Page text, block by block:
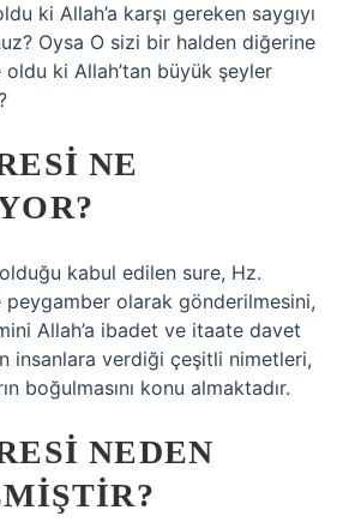
ki Allah’a karşı gereken saygıyı
Oysa O sizi bir halden diğerine
oldu ki Allah’tan büyük şeyler
NE
kabul edilen sure, Hz.
peygamber olarak gönderilmesini,
Allah’a ibadet ve itaate davet
insanlara verdiği çeşitli nimetleri,
boğulmasını konu almaktadır.
NEDEN